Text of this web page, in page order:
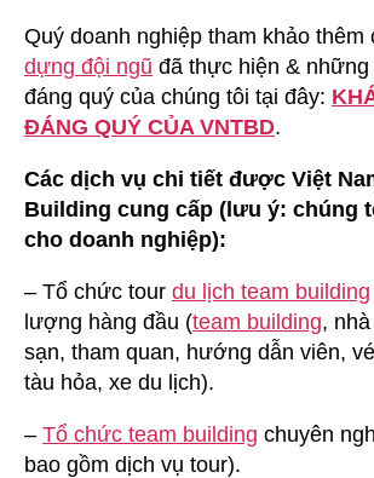
Quý doanh nghiệp tham khảo thêm
dựng đội ngũ đã thực hiện & những
đáng quý của chúng tôi tại đây:
ĐÁNG QUÝ CỦA VNTBD.
Các dịch vụ chi tiết được Việt
Building cung cấp (lưu ý: chúng
cho doanh nghiệp):
– Tổ chức tour du lịch team building
lượng hàng đầu (team building,
sạn, tham quan, hướng dẫn viên,
tàu hỏa, xe du lịch).
– Tổ chức team building chuyên
bao gồm dịch vụ tour).